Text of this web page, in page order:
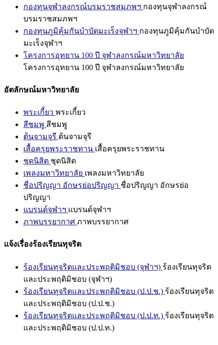
กองทุนจุฬาลงกรณ์บรมราชสมภพฯ กองทุนจุฬาลงกรณ์
บรมราชสมภพฯ
กองทุนภูมิคุ้มกันบำบัดมะเร็งจุฬาฯ กองทุนภูมิคุ้มกันบำบัด
มะเร็งจุฬาฯ
โครงการอุทยาน 100 ปี จุฬาลงกรณ์มหาวิทยาลัย
โครงการอุทยาน 100 ปี จุฬาลงกรณ์มหาวิทยาลัย
อัตลักษณ์มหาวิทยาลัย
พระเกี้ยว พระเกี้ยว
สีชมพู สีชมพู
ต้นจามจุรี ต้นจามจุรี
เสื้อครุยพระราชทาน เสื้อครุยพระราชทาน
ชุดนิสิต ชุดนิสิต
เพลงมหาวิทยาลัย เพลงมหาวิทยาลัย
ชื่อปริญญา อักษรย่อปริญญา ชื่อปริญญา อักษรย่อ
ปริญญา
แบรนด์จุฬาฯ แบรนด์จุฬาฯ
ภาพบรรยากาศ ภาพบรรยากาศ
แจ้งเรื่องร้องเรียนทุจริต
ร้องเรียนทุจริตและประพฤติมิชอบ (จุฬาฯ) ร้องเรียนทุจริต
และประพฤติมิชอบ (จุฬาฯ)
ร้องเรียนทุจริตและประพฤติมิชอบ (ป.ป.ช.) ร้องเรียนทุจริต
และประพฤติมิชอบ (ป.ป.ช.)
ร้องเรียนทุจริตและประพฤติมิชอบ (ป.ป.ท.) ร้องเรียนทุจริต
และประพฤติมิชอบ (ป.ป.ท.)